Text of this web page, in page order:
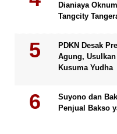
Dianiaya
Tangcity
PDKN Desak
Agung,
Kusuma Yudha
Suyono dan
Penjual Bakso